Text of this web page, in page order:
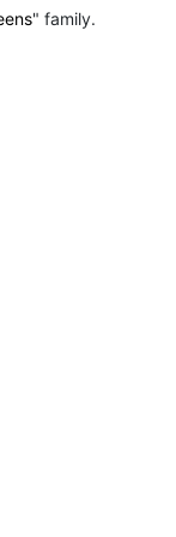
" family.